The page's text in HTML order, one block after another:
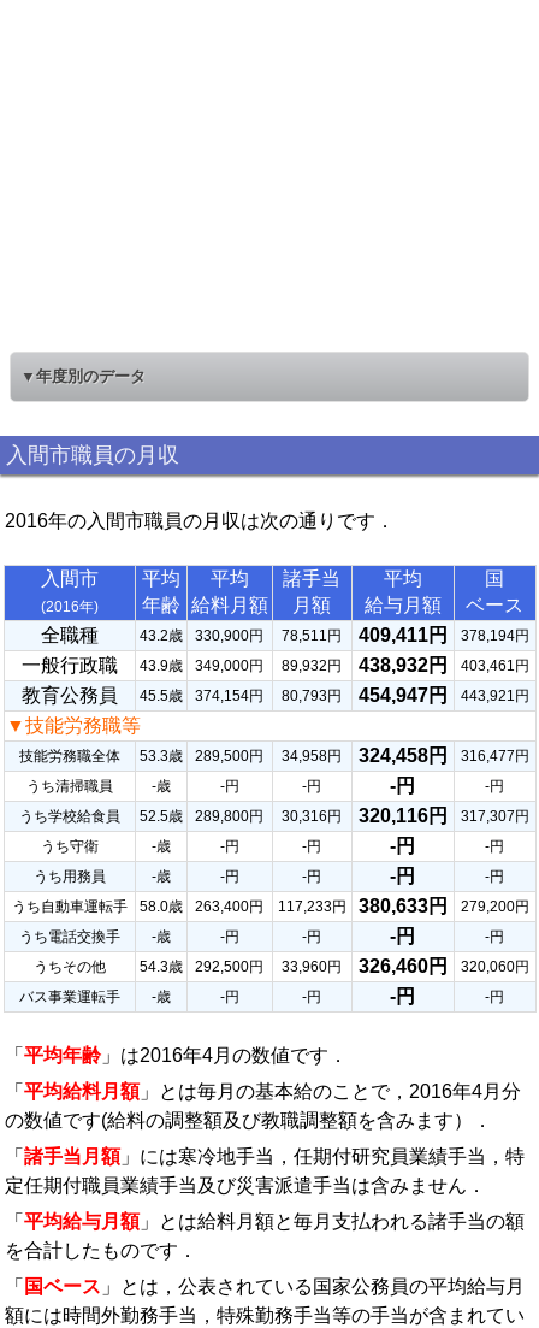
▼年度別のデータ
入間市職員の月収
2016年の入間市職員の月収は次の通りです．
入間市
(2016年)
平均
年齢
平均
給料月額
諸手当
月額
平均
給与月額
国
ベース
全職種
43.2歳 330,900円 78,511円 409,411円 378,194円
一般行政職 43.9歳 349,000円 89,932円 438,932円 403,461円
教育公務員 45.5歳 374,154円 80,793円 454,947円 443,921円
▼技能労務職等
技能労務職全体 53.3歳 289,500円 34,958円 324,458円
316,477円
うち清掃職員
-歳 -円 -円 -円
-円
うち学校給食員
52.5歳 289,800円 30,316円 320,116円
317,307円
うち守衛
-歳 -円 -円 -円
-円
うち用務員
-歳 -円 -円 -円
-円
うち自動車運転手
58.0歳 263,400円 117,233円 380,633円
279,200円
うち電話交換手
-歳 -円 -円 -円
-円
うちその他
54.3歳 292,500円 33,960円 326,460円
320,060円
バス事業運転手
-歳 -円 -円 -円 -円
「 平均年齢 」は2016年4月の数値です．
「 平均給料月額」とは毎月の基本給のことで，2016年4月分
の数値です(給料の調整額及び教職調整額を含みます）．
「 諸手当月額」には寒冷地手当，任期付研究員業績手当，特
定任期付職員業績手当及び災害派遣手当は含みません．
「 平均給与月額」とは給料月額と毎月支払われる諸手当の額
を合計したものです．
「 国ベース 」とは，公表されている国家公務員の平均給与月
額には時間外勤務手当，特殊勤務手当等の手当が含まれてい